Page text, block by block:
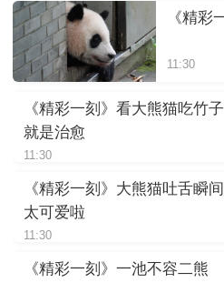
《精彩
11:30
《精彩一刻》看大熊猫吃竹子
就是治愈
11:30
《精彩一刻》大熊猫吐舌瞬间
太可爱啦
11:30
《精彩一刻》一池不容二熊